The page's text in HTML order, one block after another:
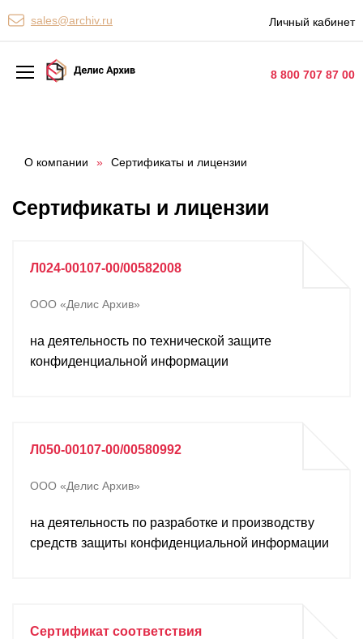
sales@archiv.ru Личный кабинет
8 800 707 87 00
Персональные сервисы
Хранение документов
Сканирование документов
О компании
Заказать услугу
Заказать звонок
О компании » Сертификаты и лицензии
Сертификаты и лицензии
Л024-00107-00/00582008
ООО «Делис Архив»
на деятельность по технической защите
конфиденциальной информации
Л050-00107-00/00580992
ООО «Делис Архив»
на деятельность по разработке и производству
средств защиты конфиденциальной информации
Сертификат соответствия